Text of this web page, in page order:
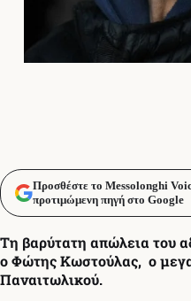
Προσθέστε το Messolonghi
προτιμώμενη πηγή στο Google
Τη βαρύτατη απώλεια του
ο Φώτης Κωστούλας, ο
Παναιτωλικού.